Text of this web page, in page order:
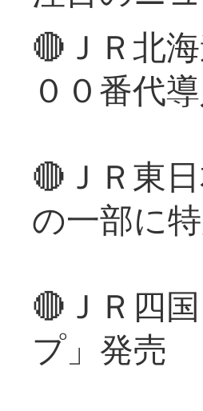
🔴ＪＲ北
００番代
🔴ＪＲ東
の一部に
🔴ＪＲ四
プ」発売